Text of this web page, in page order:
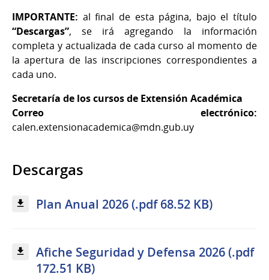
IMPORTANTE: al final de esta página, bajo el título
“Descargas”, se irá agregando la información
completa y actualizada de cada curso al momento de
la apertura de las inscripciones correspondientes a
cada uno.
Secretaría de los cursos de Extensión Académica
Correo electrónico:
calen.extensionacademica@mdn.gub.uy
Descargas
Plan Anual 2026 (.pdf 68.52 KB)
Afiche Seguridad y Defensa 2026 (.pdf
172.51 KB)